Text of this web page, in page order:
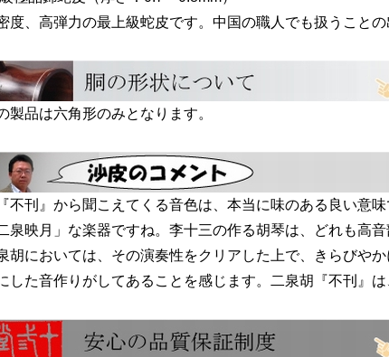
度、高弾力の最上級蛇皮です。中国の職人でも扱うこと
製品は六角形のみとなります。
『不刊』から聞こえてくる音色は、本当に味のある良い意
二泉映月」な楽器ですね。李十三の作る胡琴は、どれも高
胡においては、その演奏性をクリアした上で、きらびや
した音作りがしてあることを感じます。二泉胡『不刊』